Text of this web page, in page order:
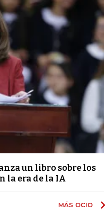
un libro sobre los
la era de la IA
MÁS OCIO